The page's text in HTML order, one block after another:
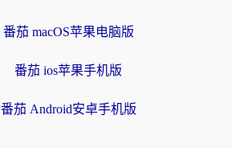
番茄 macOS苹果电脑版
番茄 ios苹果手机版
番茄 Android安卓手机版